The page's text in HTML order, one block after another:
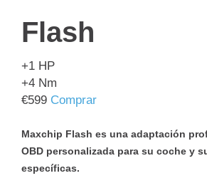
Flash
+1 HP
+4 Nm
€599 Comprar
Maxchip Flash es una adaptación
OBD personalizada para su coche y
específicas.